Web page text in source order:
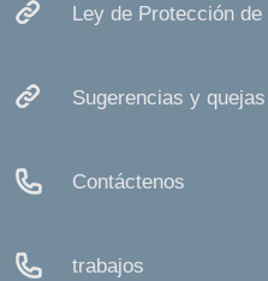
Ley de Protección
Sugerencias y quejas
Contáctenos
trabajos